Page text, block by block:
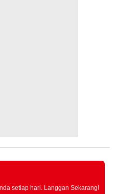
setiap hari. Langgan Sekarang!